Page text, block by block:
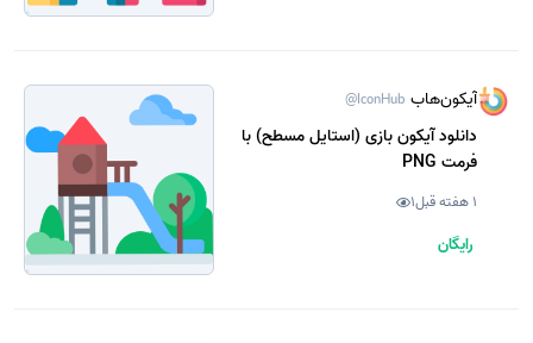
آیکون‌هاب @IconHub
دانلود آیکون بازی (استایل مسطح) با
فرمت PNG
1 هفته قبل 1
رایگان